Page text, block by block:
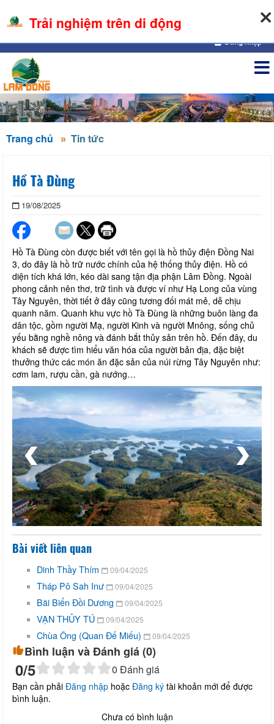
06-08-2026, 05:17:50
Đăng nhập
Trang chủ Tin tức
Hồ Tà Đùng
19/08/2025
Hồ Tà Đùng còn được biết với tên gọi là hồ thủy điện Đồng Nai
3, do đây là hồ trữ nước chính của hệ thống thủy điện. Hồ có
diện tích khá lớn, kéo dài sang tận địa phận Lâm Đồng. Ngoài
phong cảnh nên thơ, trữ tình và được ví như Hạ Long của vùng
Tây Nguyên, thời tiết ở đây cũng tương đối mát mẻ, dễ chịu
quanh năm. Quanh khu vực hồ Tà Đùng là những buôn làng đa
dân tộc, gồm người Mạ, người Kinh và người Mnông, sống chủ
yếu bằng nghề nông và đánh bắt thủy sản trên hồ. Đến đây, du
khách sẽ được tìm hiểu văn hóa của người bản địa, đặc biệt
thưởng thức các món ăn đặc sản của núi rừng Tây Nguyên như:
cơm lam, rượu cần, gà nướng…
Bài viết liên quan
Dinh Thầy Thím 09/04/2025
Tháp Pô Sah Inư 09/04/2025
Bãi Biển Đồi Dương 09/04/2025
VẠN THỦY TÚ 09/04/2025
Chùa Ông (Quan Đế Miếu) 09/04/2025
Bình luận và Đánh giá (0)
0/5 0 Đánh giá
Bạn cần phải Đăng nhập hoặc Đăng ký tài khoản mới để được
bình luận.
Chưa có bình luận
Trải nghiệm trên di động